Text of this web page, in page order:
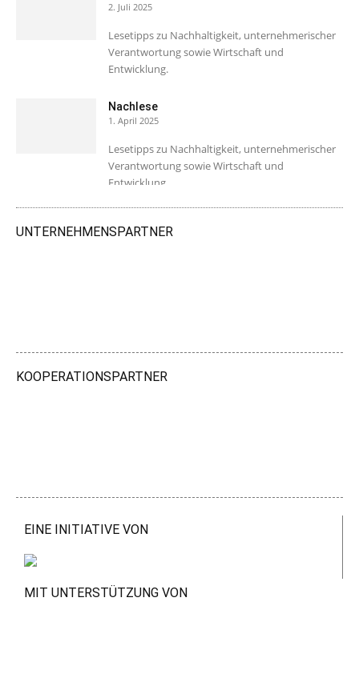
2. Juli 2025
Lesetipps zu Nachhaltigkeit, unternehmerischer
Verantwortung sowie Wirtschaft und
Entwicklung.
Nachlese
1. April 2025
Lesetipps zu Nachhaltigkeit, unternehmerischer
Verantwortung sowie Wirtschaft und
Entwicklung.
UNTERNEHMENSPARTNER
KOOPERATIONSPARTNER
EINE INITIATIVE VON
MIT UNTERSTÜTZUNG VON